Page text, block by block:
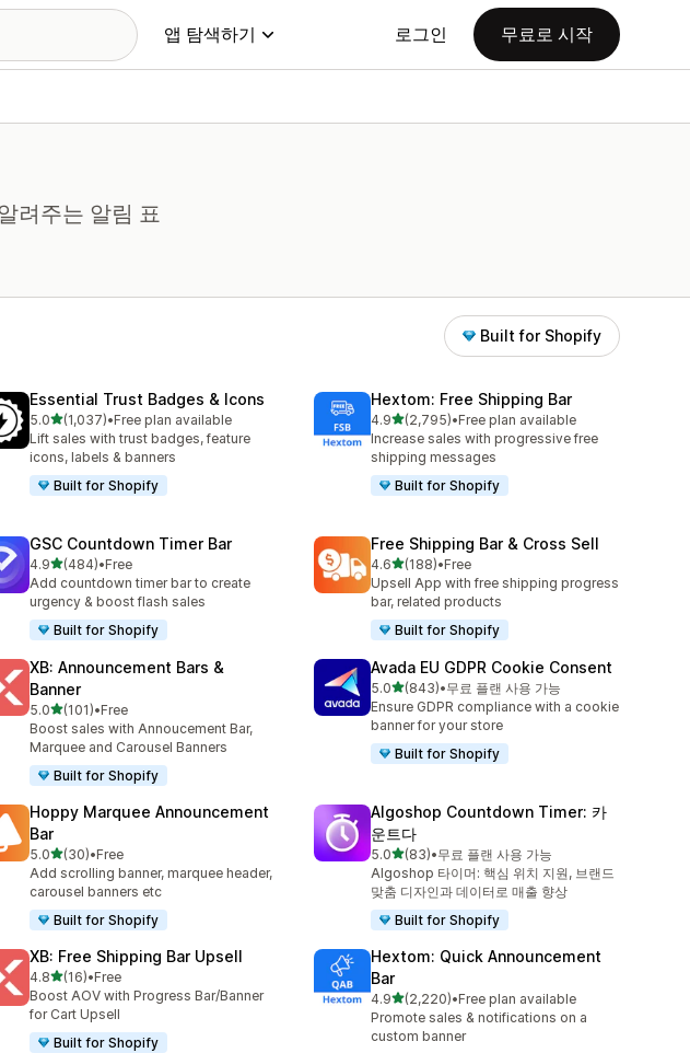
앱 탐색하기 로그인 무료로 시작
려주는 알림 표
Built for Shopify
Essential Trust Badges & Icons
5.0별 5개 중
(1,037)
총 리뷰 1037개
•Free plan available
Lift sales with trust badges, feature
icons, labels & banners
Built for Shopify
Hextom: Free Shipping Bar
4.9별 5개 중
(2,795)
총 리뷰 2795개
•Free plan available
Increase sales with progressive free
shipping messages
Built for Shopify
GSC Countdown Timer Bar
4.9별 5개 중
(484)
총 리뷰 484개
•Free
Add countdown timer bar to create
urgency & boost flash sales
Built for Shopify
Free Shipping Bar & Cross Sell
4.6별 5개 중
(188)
총 리뷰 188개
•Free
Upsell App with free shipping progress
bar, related products
Built for Shopify
XB: Announcement Bars &
Banner
5.0별 5개 중
(101)
총 리뷰 101개
•Free
Boost sales with Annoucement Bar,
Marquee and Carousel Banners
Built for Shopify
Avada EU GDPR Cookie Consent
5.0별 5개 중
(843)
총 리뷰 843개
•무료 플랜 사용 가능
Ensure GDPR compliance with a cookie
banner for your store
Built for Shopify
Hoppy Marquee Announcement
Bar
5.0별 5개 중
(30)
총 리뷰 30개
•Free
Add scrolling banner, marquee header,
carousel banners etc
Built for Shopify
Algoshop Countdown Timer: 카
운트다
5.0별 5개 중
(83)
총 리뷰 83개
•무료 플랜 사용 가능
Algoshop 타이머: 핵심 위치 지원, 브랜드
맞춤 디자인과 데이터로 매출 향상
Built for Shopify
XB: Free Shipping Bar Upsell
4.8별 5개 중
(16)
총 리뷰 16개
•Free
Boost AOV with Progress Bar/Banner
for Cart Upsell
Built for Shopify
Hextom: Quick Announcement
Bar
4.9별 5개 중
(2,220)
총 리뷰 2220개
•Free plan available
Promote sales & notifications on a
custom banner